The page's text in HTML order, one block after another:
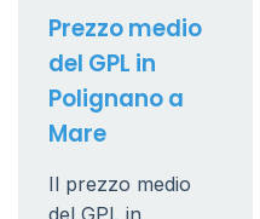
Prezzo medio
del GPL in
Polignano a
Mare
Il prezzo medio
del GPL in